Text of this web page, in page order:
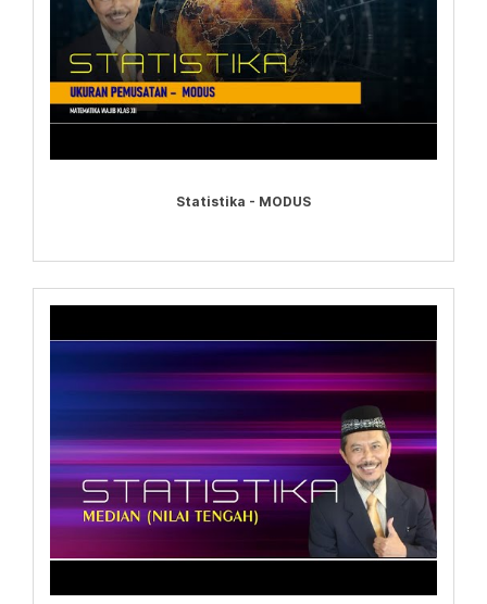
Statistika - MODUS